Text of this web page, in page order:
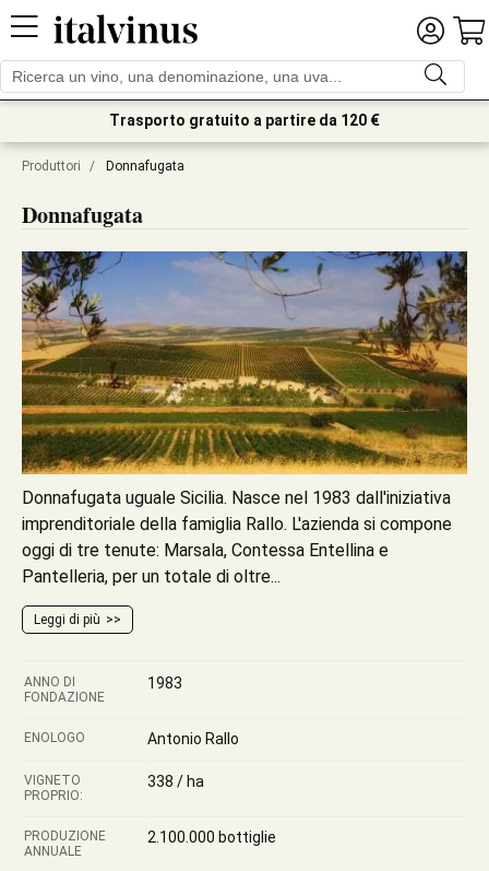
Trasporto gratuito a partire da 120 €
Produttori / Donnafugata
Donnafugata
Donnafugata uguale Sicilia. Nasce nel 1983 dall'iniziativa
imprenditoriale della famiglia Rallo. L'azienda si compone
oggi di tre tenute: Marsala, Contessa Entellina e
Pantelleria, per un totale di oltre...
Leggi di più
ANNO DI
FONDAZIONE
1983
ENOLOGO Antonio Rallo
VIGNETO
PROPRIO:
338 / ha
PRODUZIONE
ANNUALE
2.100.000 bottiglie